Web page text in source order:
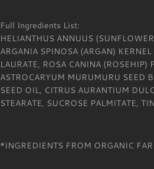
Full Ingredients List:
HELIANTHUS ANNUUS
ARGANIA SPINOSA (ARGAN)
LAURATE, ROSA CANINA
ASTROCARYUM MURUMURU SEED
SEED OIL, CITRUS AURANTIUM
STEARATE, SUCROSE PALMITATE,
*INGREDIENTS FROM ORGANIC